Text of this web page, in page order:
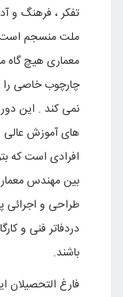
تفکر ، فرهنگ و
ملت منسجم است
معماری هیچ گاه
چارچوب خاصی را
نمی کند . این
های آموزش
افرادی است که
بین مهندس
طراحی و اجرائی
دردفاتر فنی و
باشند.
فارغ التحصیلان